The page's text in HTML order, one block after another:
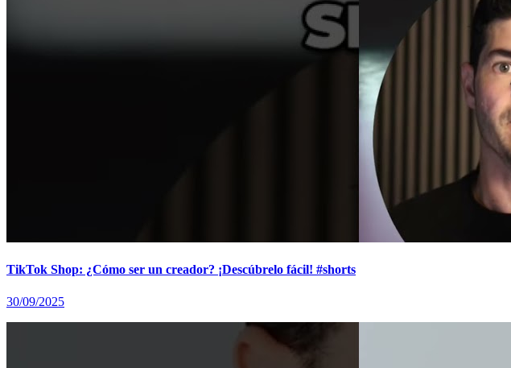
TikTok Shop: ¿Cómo ser un creador? ¡Descúbrelo fácil! #shorts
30/09/2025